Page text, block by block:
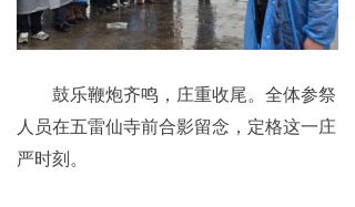
鼓乐鞭炮齐鸣，庄重收尾。全体参祭
人员在五雷仙寺前合影留念，定格这一庄
严时刻。